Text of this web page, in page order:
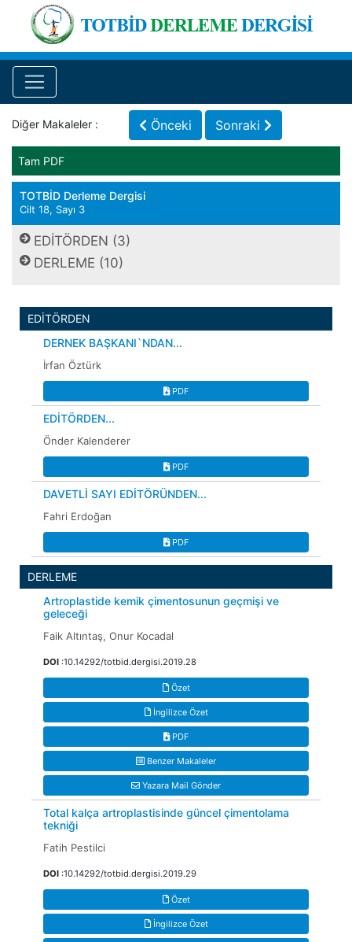
Diğer Makaleler : Önceki Sonraki
Tam PDF
TOTBİD Derleme Dergisi
Cilt 18, Sayı 3
EDİTÖRDEN (3)
DERLEME (10)
EDİTÖRDEN
DERNEK BAŞKANI`NDAN...
İrfan Öztürk
PDF
EDİTÖRDEN...
Önder Kalenderer
PDF
DAVETLİ SAYI EDİTÖRÜNDEN...
Fahri Erdoğan
PDF
DERLEME
Artroplastide kemik çimentosunun geçmişi ve
geleceği
Faik Altıntaş, Onur Kocadal
DOI :10.14292/totbid.dergisi.2019.28
Özet
İngilizce Özet
PDF
Benzer Makaleler
Yazara Mail Gönder
Total kalça artroplastisinde güncel çimentolama
tekniği
Fatih Pestilci
DOI :10.14292/totbid.dergisi.2019.29
Özet
İngilizce Özet